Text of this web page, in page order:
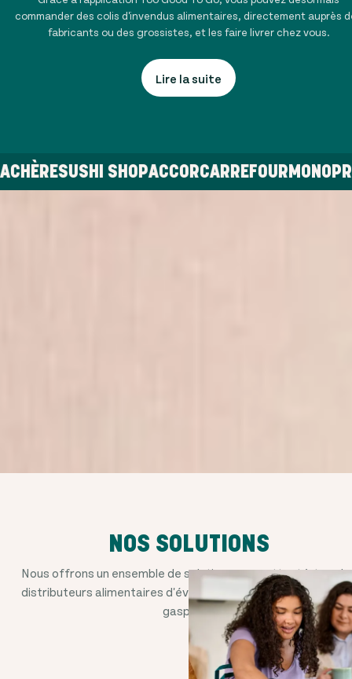
commander des colis d'invendus alimentaires, directement auprès
fabricants ou des grossistes, et les faire livrer chez vous.
Lire la suite
BLACHÈRESUSHI SHOPACCORCARREFOUR
NOS SOLUTIONS
Nous offrons un ensemble de solutions permettant à tous
distributeurs alimentaires d'éviter que de la nourriture ne
gaspillée.